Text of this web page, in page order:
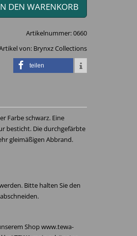
DEN WARENKORB
Artikelnummer:0660
von: Brynxz Collections
teilen
Farbe schwarz. Eine
besticht. Die durchgefärbte
gleimäßigen Abbrand.
Bitte halten Sie den
Shop www.tewa-